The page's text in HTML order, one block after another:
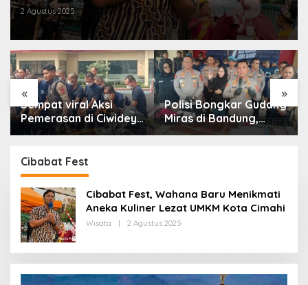
2 Agustus 2025
« »
Sempat viral Aksi
Pemerasan di Ciwidey,
Polisi Tangkap Dua
Polisi Bongkar Gudang
Miras di Bandung,
Lebih dari Enam Ribu
Cibabat Fest
Cibabat Fest, Wahana Baru Menikmati
Aneka Kuliner Lezat UMKM Kota Cimahi
Wisata 2 Agustus 2025
H
R